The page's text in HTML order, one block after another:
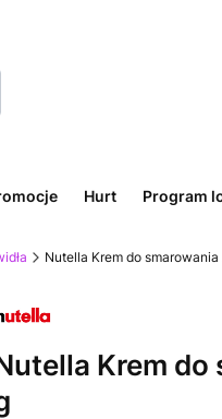
Hurt Program
Nutella Krem do
Krem